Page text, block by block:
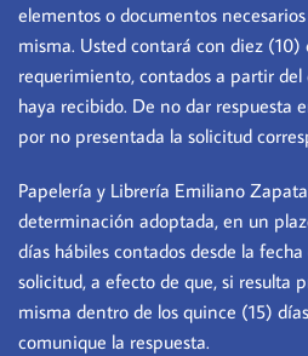
elementos o documentos
misma. Usted contará con diez
requerimiento, contados a partir
haya recibido. De no dar respuesta
por no presentada la solicitud
Papelería y Librería Emiliano
determinación adoptada, en un
días hábiles contados desde la
solicitud, a efecto de que, si resulta
misma dentro de los quince (15)
comunique la respuesta.